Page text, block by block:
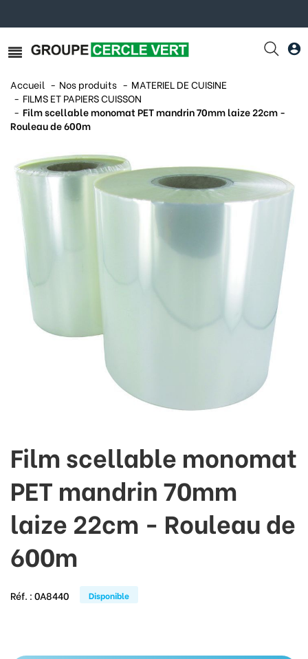
Accueil Nos produits
MATERIEL DE CUISINE
FILMS ET PAPIERS CUISSON
Film scellable monomat PET mandrin 70mm laize 22cm -
Rouleau de 600m
Film scellable monomat
PET mandrin 70mm
laize 22cm - Rouleau de
600m
Réf. :0A8440 Disponible